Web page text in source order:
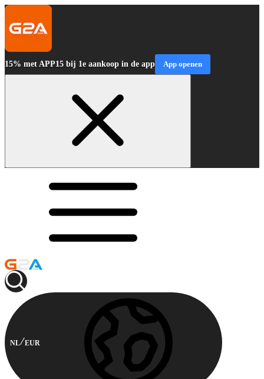
15% met APP15 bij 1e aankoop in de app App openen
NL EUR